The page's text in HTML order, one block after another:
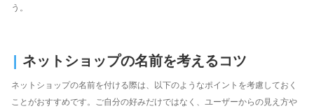
う。
| ネットショップの名前を考えるコツ
ネットショップの名前を付ける際は、以下のようなポイントを考慮しておく
ことがおすすめです。ご自分の好みだけではなく、ユーザーからの見え方や